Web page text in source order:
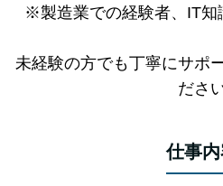
※製造業での経験者、IT
未経験の方でも丁寧にサポ
ださ
仕事